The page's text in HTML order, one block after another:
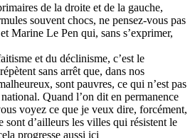
de la droite et de la gauche,
souvent chocs, ne pensez-vous pas
Marine Le Pen qui, sans s’exprimer,
et du déclinisme, c’est le
sans arrêt que, dans nos
sont pauvres, ce qui n’est pas
Quand l’on dit en permanence
voyez ce que je veux dire, forcément,
sont d’ailleurs les villes qui résistent le
progresse aussi ici